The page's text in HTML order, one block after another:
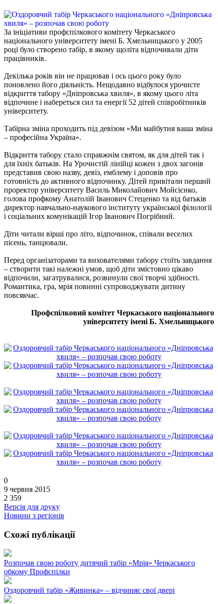
За ініціативи профспілкового комітету Черкаського
національного університету імені Б. Хмельницького у 2005
році було створено табір, в якому щоліта відпочивали діти
працівників.
Декілька років він не працював і ось цього року було
поновлено його діяльність. Нещодавно відбулося урочисте
відкриття табору «Дніпровська хвиля», в якому цього літа
відпочине і набереться сил та енергії 52 дітей співробітників
університету.
Табірна зміна проходить під девізом «Ми майбутня ваша зміна
– професійна Україна».
Відкриття табору стало справжнім святом, як для дітей так і
для їхніх батьків. На Урочистій лінійці кожен з двох загонів
представив свою назву, девіз, емблему і доповів про
готовність до активного відпочинку. Дітей привітали перший
проректор університету Василь Миколайович Мойсієнко,
голова профкому Анатолій Іванович Стеценко та від батьків
директор навчально-наукового інституту української філології
і соціальних комунікацій Ігор Іванович Погрібний.
Діти читали вірші про літо, відпочинок, співали веселих
пісень, танцювали.
Перед організаторами та вихователями табору стоїть завдання
– створити такі належні умов, щоб діти змістовно цікаво
відпочили, загатрувалися, розвинули свої творчі здібності.
Романтика, гра, мрія повинні супроводжувати дитину
повсякчас.
Профспілковий комітет Черкаського національного
університету імені Б. Хмельницького
0
9 червня 2015
2 359
Версія для друку
Новини з регіонів
Схожі публікації
Розпочав свою роботу дитячий табір «Мрія» Черкаського
обкому Профспілки
Оздоровчий табір «Живинка» – відчиняє свої двері